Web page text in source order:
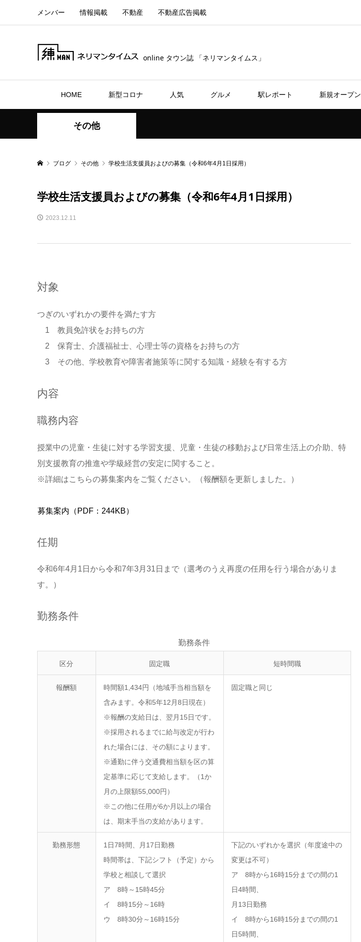
メンバー 情報掲載 不動産 不動産広告掲載
online タウン誌 「ネリマンタイムス」
HOME 新型コロナ 人気 グルメ 駅レポート 新規オープン
その他
ブログ その他 学校生活支援員およびの募集（令和6年4月1日採用）
学校生活支援員およびの募集（令和6年4月1日採用）
2023.12.11
対象
つぎのいずれかの要件を満たす方
1 教員免許状をお持ちの方
2 保育士、介護福祉士、心理士等の資格をお持ちの方
3 その他、学校教育や障害者施策等に関する知識・経験を有する方
内容
職務内容
授業中の児童・生徒に対する学習支援、児童・生徒の移動および日常生活上の介助、特
別支援教育の推進や学級経営の安定に関すること。
※詳細はこちらの募集案内をご覧ください。（報酬額を更新しました。）
募集案内（PDF：244KB）
任期
令和6年4月1日から令和7年3月31日まで（選考のうえ再度の任用を行う場合がありま
す。）
勤務条件
勤務条件
区分 固定職 短時間職
報酬額
時間額1,434円（地域手当相当額を
含みます。令和5年12月8日現在）
※報酬の支給日は、翌月15日です。
※採用されるまでに給与改定が行わ
れた場合には、その額によります。
※通勤に伴う交通費相当額を区の算
定基準に応じて支給します。（1か
月の上限額55,000円）
※この他に任用が6か月以上の場合
は、期末手当の支給があります。
固定職と同じ
勤務形態
1日7時間、月17日勤務
時間帯は、下記シフト（予定）から
学校と相談して選択
ア 8時～15時45分
イ 8時15分～16時
ウ 8時30分～16時15分
下記のいずれかを選択（年度途中の
変更は不可）
ア 8時から16時15分までの間の1
日4時間、
月13日勤務
イ 8時から16時15分までの間の1
日5時間、